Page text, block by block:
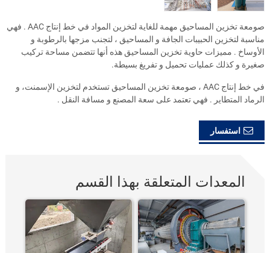
صومعة تخزين المساحيق مهمة للغاية لتخزين المواد في خط إنتاج AAC . فهي
مناسبة لتخزين الحبيبات الجافة و المساحيق ، لتجنب مزجها بالرطوبة و
الأوساخ . مميزات حاوية تخزين المساحيق هذه أنها تتضمن مساحة تركيب
صغيرة و كذلك عمليات تحميل و تفريغ بسيطة.
في خط إنتاج AAC ، صومعة تخزين المساحيق تستخدم لتخزين الإسمنت، و
الرماد المتطاير . فهي تعتمد على سعة المصنع و مسافة النقل .
استفسار
المعدات المتعلقة بهذا القسم